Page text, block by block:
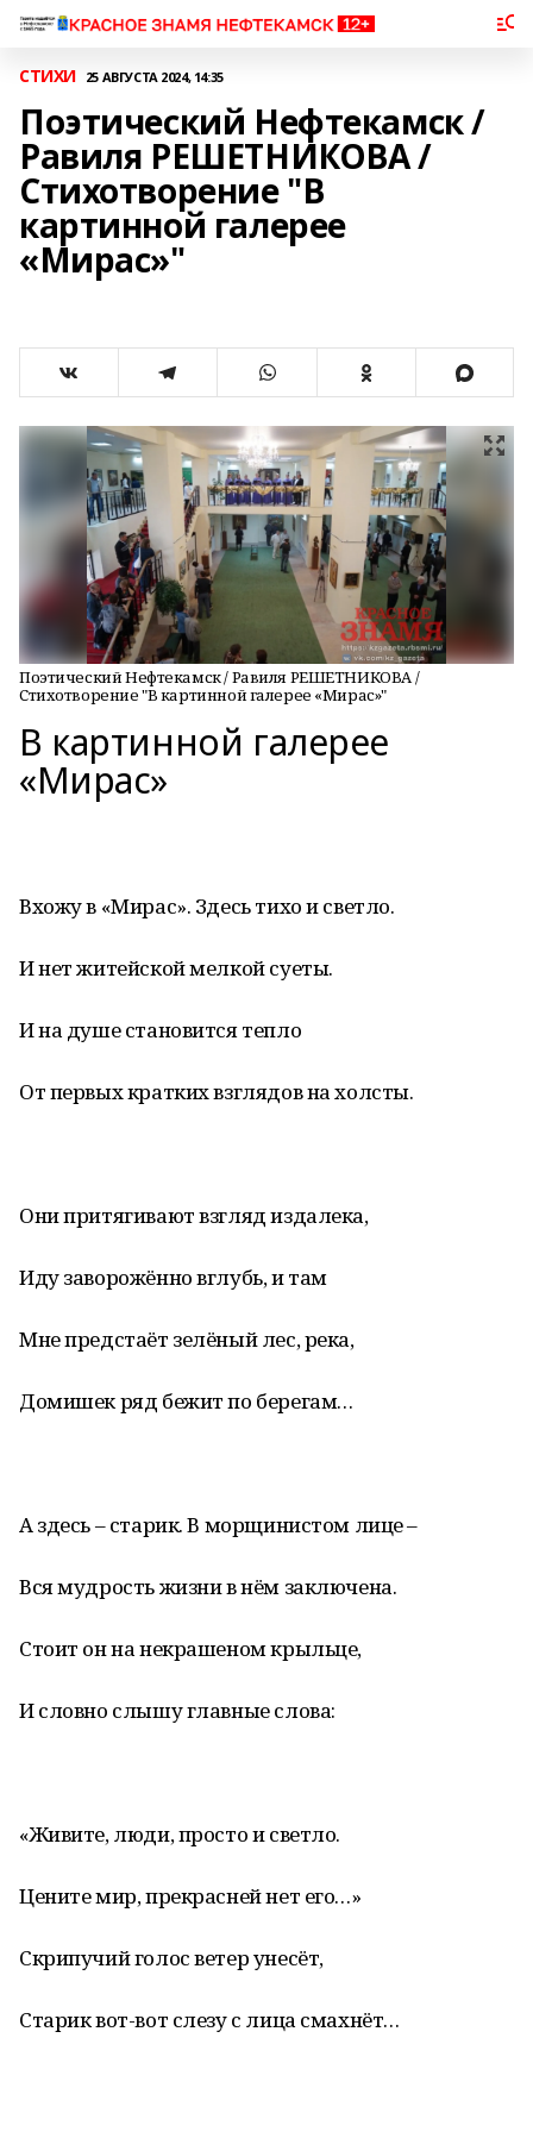
СТИХИ 25 АВГУСТА 2024, 14:35
Поэтический Нефтекамск /
Равиля РЕШЕТНИКОВА /
Стихотворение "В
картинной галерее
«Мирас»"
Поэтический Нефтекамск / Равиля РЕШЕТНИКОВА /
Стихотворение "В картинной галерее «Мирас»"
В картинной галерее
«Мирас»
Вхожу в «Мирас». Здесь тихо и светло.
И нет житейской мелкой суеты.
И на душе становится тепло
От первых кратких взглядов на холсты.
Они притягивают взгляд издалека,
Иду заворожённо вглубь, и там
Мне предстаёт зелёный лес, река,
Домишек ряд бежит по берегам…
А здесь – старик. В морщинистом лице –
Вся мудрость жизни в нём заключена.
Стоит он на некрашеном крыльце,
И словно слышу главные слова:
«Живите, люди, просто и светло.
Цените мир, прекрасней нет его…»
Скрипучий голос ветер унесёт,
Старик вот-вот слезу с лица смахнёт…